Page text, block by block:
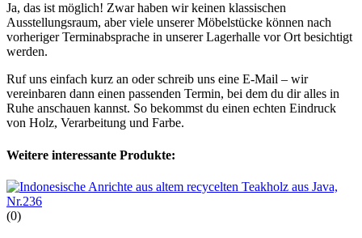
Ja, das ist möglich! Zwar haben wir keinen klassischen
Ausstellungsraum, aber viele unserer Möbelstücke können nach
vorheriger Terminabsprache in unserer Lagerhalle vor Ort besichtigt
werden.
Ruf uns einfach kurz an oder schreib uns eine E-Mail – wir
vereinbaren dann einen passenden Termin, bei dem du dir alles in
Ruhe anschauen kannst. So bekommst du einen echten Eindruck
von Holz, Verarbeitung und Farbe.
Weitere interessante Produkte:
(0)